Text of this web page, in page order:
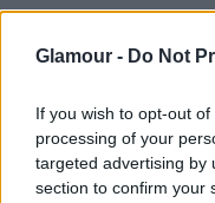
Glamour - Do Not
If you wish to opt-out
processing of your
targeted advertising by
section to confirm your
A drapingről jó tudni
hatásra törekszik,